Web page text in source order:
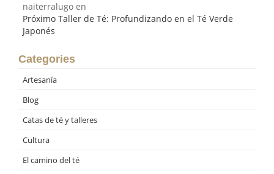
naiterralugo en
Próximo Taller de Té: Profundizando en el Té Verde
Japonés
Categories
Artesanía
Blog
Catas de té y talleres
Cultura
El camino del té